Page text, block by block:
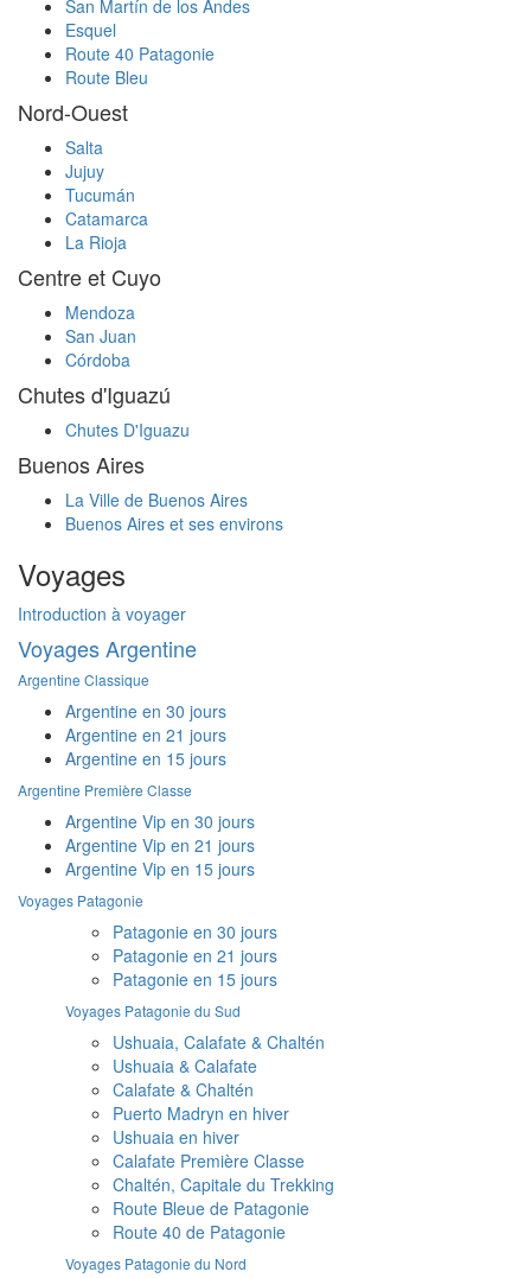
San Martín de los Andes
Esquel
Route 40 Patagonie
Route Bleu
Nord-Ouest
Salta
Jujuy
Tucumán
Catamarca
La Rioja
Centre et Cuyo
Mendoza
San Juan
Córdoba
Chutes d'Iguazú
Chutes D'Iguazu
Buenos Aires
La Ville de Buenos Aires
Buenos Aires et ses environs
Voyages
Introduction à voyager
Voyages Argentine
Argentine Classique
Argentine en 30 jours
Argentine en 21 jours
Argentine en 15 jours
Argentine Première Classe
Argentine Vip en 30 jours
Argentine Vip en 21 jours
Argentine Vip en 15 jours
Voyages Patagonie
Patagonie en 30 jours
Patagonie en 21 jours
Patagonie en 15 jours
Voyages Patagonie du Sud
Ushuaia, Calafate & Chaltén
Ushuaia & Calafate
Calafate & Chaltén
Puerto Madryn en hiver
Ushuaia en hiver
Calafate Première Classe
Chaltén, Capitale du Trekking
Route Bleue de Patagonie
Route 40 de Patagonie
Voyages Patagonie du Nord